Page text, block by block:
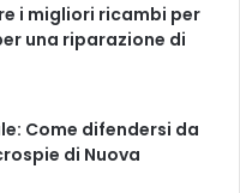
i migliori ricambi per
una riparazione di
Come difendersi da
di Nuova